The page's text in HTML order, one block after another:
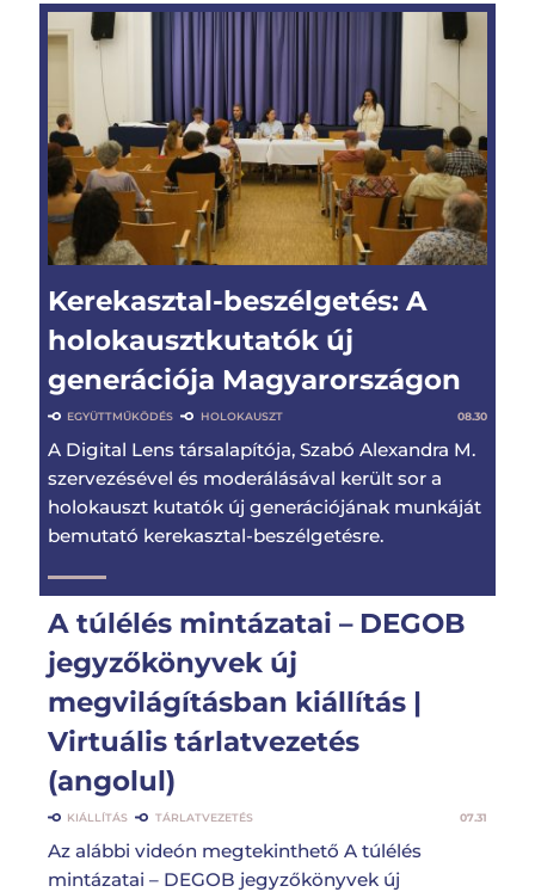
Kerekasztal-beszélgetés: A
holokausztkutatók új
generációja Magyarországon
EGYÜTTMŰKÖDÉS HOLOKAUSZT 08.30
A Digital Lens társalapítója, Szabó Alexandra M.
szervezésével és moderálásával került sor a
holokauszt kutatók új generációjának munkáját
bemutató kerekasztal-beszélgetésre.
A túlélés mintázatai – DEGOB
jegyzőkönyvek új
megvilágításban kiállítás |
Virtuális tárlatvezetés
(angolul)
KIÁLLÍTÁS TÁRLATVEZETÉS 07.31
Az alábbi videón megtekinthető A túlélés
mintázatai – DEGOB jegyzőkönyvek új